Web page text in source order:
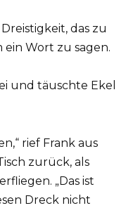
das zu
Wort zu sagen.
und täuschte Ekel
rief Frank aus
zurück, als
„Das ist
Dreck nicht